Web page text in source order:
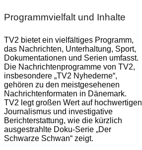
Programmvielfalt und Inhalte
TV2 bietet ein vielfältiges Programm,
das Nachrichten, Unterhaltung, Sport,
Dokumentationen und Serien umfasst.
Die Nachrichtenprogramme von TV2,
insbesondere „TV2 Nyhederne“,
gehören zu den meistgesehenen
Nachrichtenformaten in Dänemark.
TV2 legt großen Wert auf hochwertigen
Journalismus und investigative
Berichterstattung, wie die kürzlich
ausgestrahlte Doku-Serie „Der
Schwarze Schwan“ zeigt.